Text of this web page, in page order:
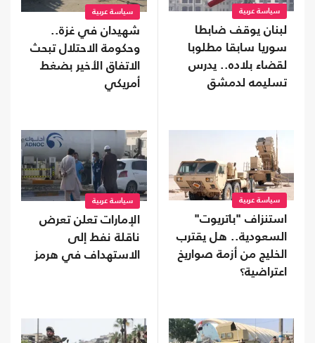
سياسة عربية
لبنان يوقف ضابطا
سوريا سابقا مطلوبا
لقضاء بلاده.. يدرس
تسليمه لدمشق
سياسة عربية
شهيدان في غزة..
وحكومة الاحتلال تبحث
الاتفاق الأخير بضغط
أمريكي
سياسة عربية
استنزاف "باتريوت"
السعودية.. هل يقترب
الخليج من أزمة صواريخ
اعتراضية؟
سياسة عربية
الإمارات تعلن تعرض
ناقلة نفط إلى
الاستهداف في هرمز